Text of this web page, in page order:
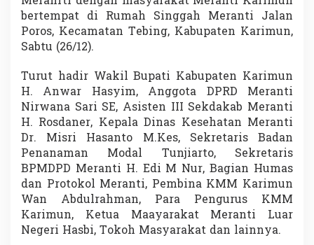
a
t
i
w
a
n
H
a
d
i
P
e
l
a
n
bertempat di Rumah Singgah Meranti Jalan
Poros, Kecamatan Tebing, Kabupaten Karimun,
Sabtu (26/12).
Turut hadir Wakil Bupati Kabupaten Karimun
H. Anwar Hasyim, Anggota DPRD Meranti
Nirwana Sari SE, Asisten III Sekdakab Meranti
H. Rosdaner, Kepala Dinas Kesehatan Meranti
Dr. Misri Hasanto M.Kes, Sekretaris Badan
Penanaman Modal Tunjiarto, Sekretaris
BPMDPD Meranti H. Edi M Nur, Bagian Humas
dan Protokol Meranti, Pembina KMM Karimun
Wan Abdulrahman, Para Pengurus KMM
Karimun, Ketua Maayarakat Meranti Luar
Negeri Hasbi, Tokoh Masyarakat dan lainnya.